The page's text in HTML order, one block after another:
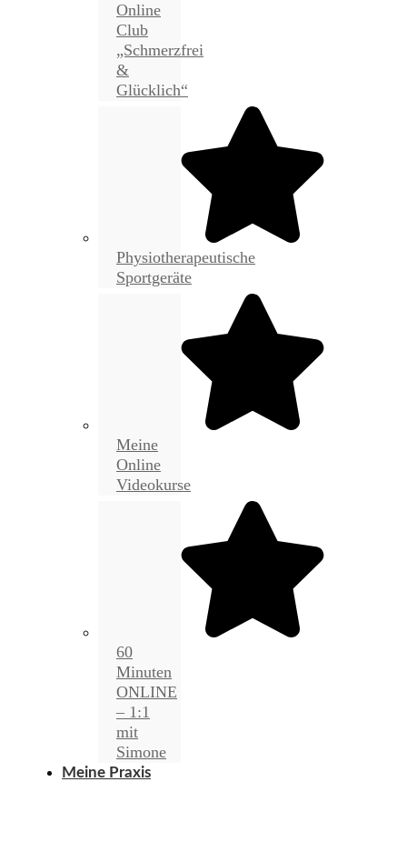
Online
Club
„Schmerzfrei
&
Glücklich“
Physiotherapeutische
Sportgeräte
Meine
Online
Videokurse
60
Minuten
ONLINE
– 1:1
mit
Simone
Meine Praxis